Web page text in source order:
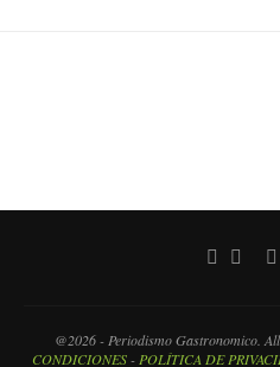
@2026 - Periodismo Gastronomico.
CONDICIONES- POLÍTICA DE